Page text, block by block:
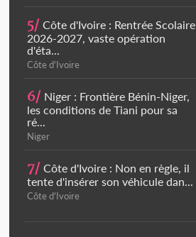
5/ Côte d'Ivoire : Rentrée Scolaire
2026-2027, vaste opération
d'éta...
Côte d'Ivoire
6/ Niger : Frontière Bénin-Niger,
les conditions de Tiani pour sa
ré...
Niger
7/ Côte d'Ivoire : Non en règle, il
tente d'insérer son véhicule dan...
Côte d'Ivoire